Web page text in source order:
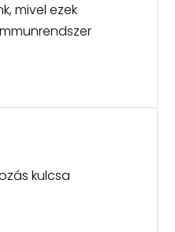
mivel ezek
kulcsa